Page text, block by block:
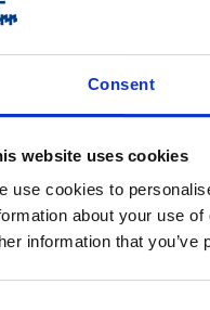
Consent
website uses cookies
use cookies to
about your use
information that
B